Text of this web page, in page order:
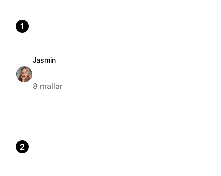
1
Jasmin
8 mallar
2